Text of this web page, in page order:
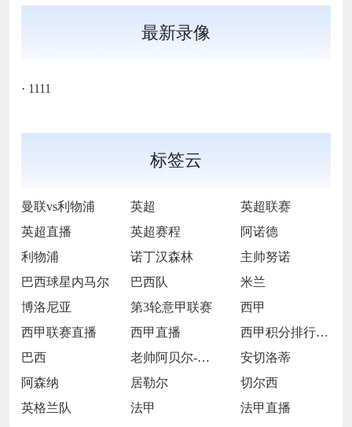
最新录像
· 1111
标签云
曼联vs利物浦 英超
英超联赛
英超直播
英超赛程
阿诺德
利物浦
诺丁汉森林
主帅努诺
巴西球星内马尔
巴西队
米兰
博洛尼亚
第3轮意甲联赛
西甲
西甲联赛直播
西甲直播
西甲积分排行西榜
巴西
老帅阿贝尔-布拉
安切洛蒂
阿森纳
居勒尔
切尔西
英格兰队
法甲 法甲直播